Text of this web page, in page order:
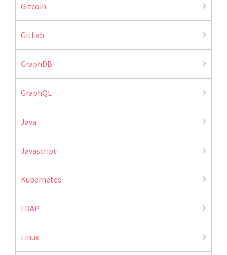
Gitcoin
GitLab
GraphDB
GraphQL
Java
Javascript
Kubernetes
LDAP
Linux